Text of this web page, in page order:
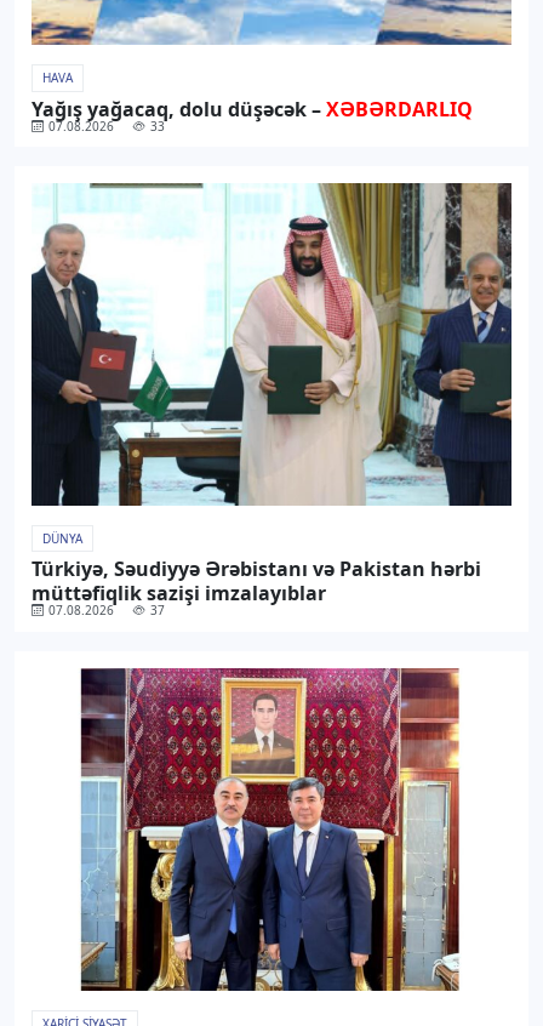
HAVA
Yağış yağacaq, dolu düşəcək –XƏBƏRDARLIQ
07.08.2026 33
DÜNYA
Türkiyə, Səudiyyə Ərəbistanı və Pakistan hərbi
müttəfiqlik sazişi imzalayıblar
07.08.2026 37